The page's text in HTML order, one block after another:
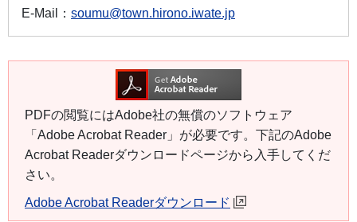
E-Mail： soumu@town.hirono.iwate.jp
PDFの閲覧にはAdobe社の無償のソフトウェア
「Adobe Acrobat Reader」が必要です。下記のAdobe
Acrobat Readerダウンロードページから入手してくだ
さい。
Adobe Acrobat Readerダウンロード